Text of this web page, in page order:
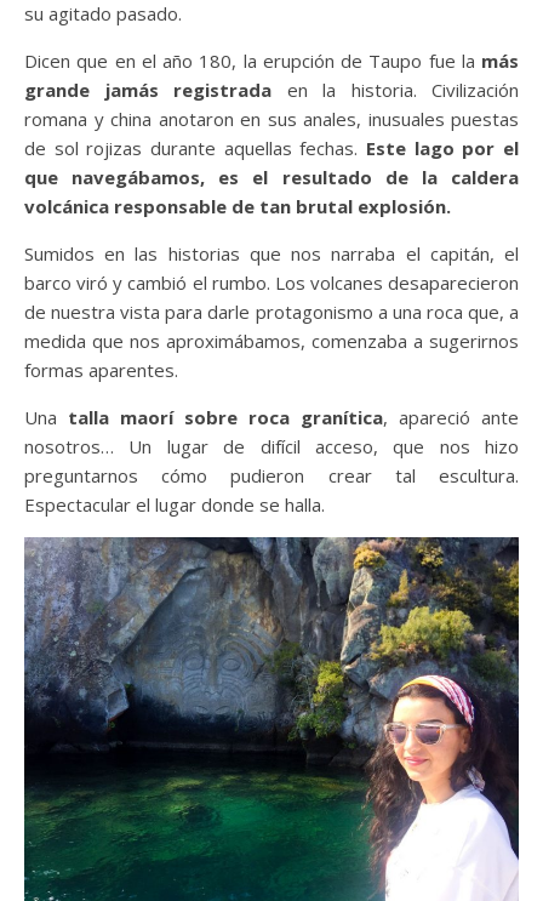
su agitado pasado.
Dicen que en el año 180, la erupción de Taupo fue la más
grande jamás registrada en la historia. Civilización
romana y china anotaron en sus anales, inusuales puestas
de sol rojizas durante aquellas fechas. Este lago por el
que navegábamos, es el resultado de la caldera
volcánica responsable de tan brutal explosión.
Sumidos en las historias que nos narraba el capitán, el
barco viró y cambió el rumbo. Los volcanes desaparecieron
de nuestra vista para darle protagonismo a una roca que, a
medida que nos aproximábamos, comenzaba a sugerirnos
formas aparentes.
Una talla maorí sobre roca granítica, apareció ante
nosotros… Un lugar de difícil acceso, que nos hizo
preguntarnos cómo pudieron crear tal escultura.
Espectacular el lugar donde se halla.